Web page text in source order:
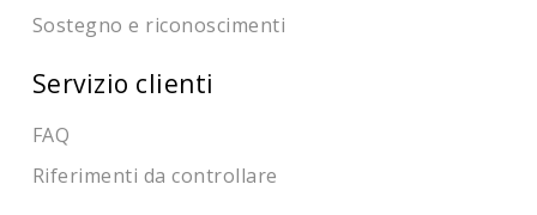
Sostegno e riconoscimenti
Servizio clienti
FAQ
Riferimenti da controllare